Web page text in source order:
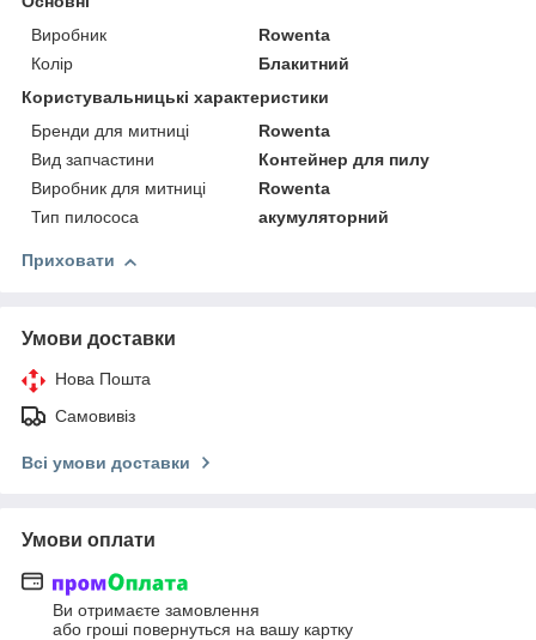
Виробник
Rowenta
Колір
Блакитний
Користувальницькі характеристики
Бренди для митниці
Rowenta
Вид запчастини
Контейнер для пилу
Виробник для митниці
Rowenta
Тип пилососа
акумуляторний
Приховати
Умови доставки
Нова Пошта
Самовивіз
Всі умови доставки
Умови оплати
Ви отримаєте замовлення
або гроші повернуться на вашу картку